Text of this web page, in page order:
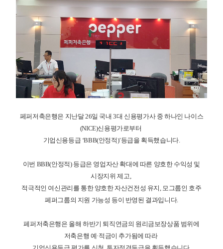
페퍼저축은행은 지난달26일 국내 3대 신용평가사 중 하나인 나이스
(NICE)신용평가로부터
기업신용등급 ‘BBB(안정적)’등급을 획득했습니다.
이번 BBB(안정적) 등급은 영업자산 확대에 따른 양호한 수익성 및
시장지위 제고,
적극적인 여신관리를 통한 양호한 자산건전성 유지, 모그룹인 호주
페퍼그룹의 지원 가능성 등이 반영된 결과입니다.
페퍼저축은행은 올해 하반기 퇴직연금의 원리금보장상품 범위에
저축은행 예·적금이 추가됨에 따라